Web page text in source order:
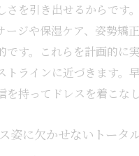
さを引き出せるからです
ージや保湿ケア、姿勢矯
です。これらを計画的に
トラインに近づきます。
を持ってドレスを着こな
姿に欠かせないトータ